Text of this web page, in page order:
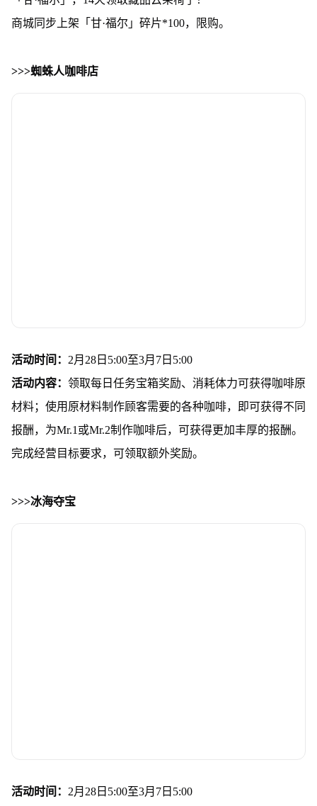
商城同步上架「甘·福尔」碎片*100，限购。
>>>蜘蛛人咖啡店
活动时间： 2月28日5:00至3月7日5:00
活动内容： 领取每日任务宝箱奖励、消耗体力可获得咖啡原
材料；使用原材料制作顾客需要的各种咖啡，即可获得不同
报酬，为Mr.1或Mr.2制作咖啡后，可获得更加丰厚的报酬。
完成经营目标要求，可领取额外奖励。
>>>冰海夺宝
活动时间： 2月28日5:00至3月7日5:00